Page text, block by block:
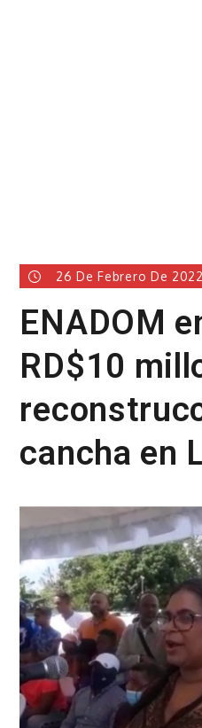
26 De Febrero De 2022
ENADOM
RD$10
cancha en